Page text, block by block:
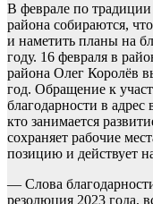
В феврале по традиции
района собираются,
и наметить планы на
году. 16 февраля в
района Олег Королёв
год. Обращение к
благодарности в адрес
кто занимается
сохраняет рабочие
позицию и действует
— Слова
резолюция 2023 года,